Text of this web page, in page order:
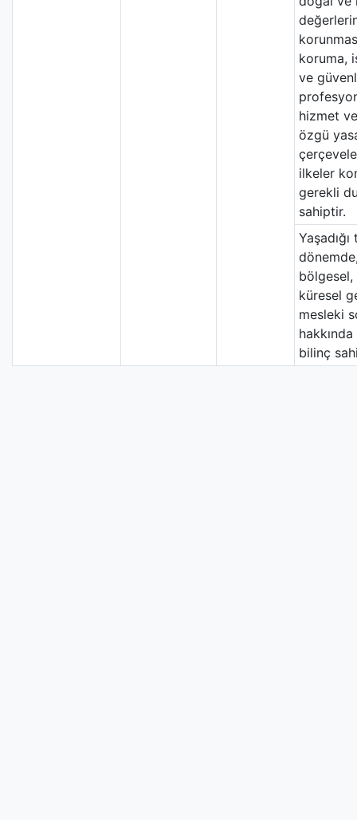
koruma,
ve
hizmet
özgü
ilkeler
gerekli
sahiptir.
bölgesel,
küresel
mesleki
bilinç